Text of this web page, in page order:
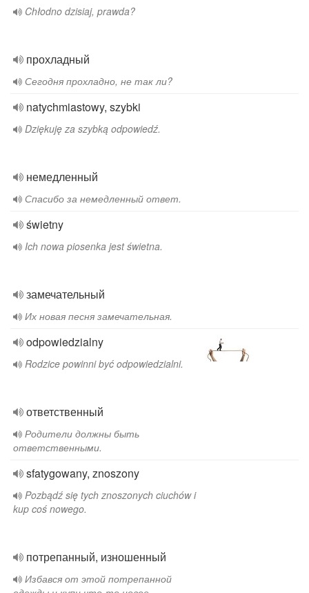
Chłodno dzisiaj, prawda?
прохладный
Сегодня прохладно, не так ли?
natychmiastowy, szybki
Dziękuję za szybką odpowiedź.
немедленный
Спасибо за немедленный ответ.
świetny
Ich nowa piosenka jest świetna.
замечательный
Их новая песня замечательная.
odpowiedzialny
Rodzice powinni być odpowiedzialni.
ответственный
Родители должны быть
ответственными.
sfatygowany, znoszony
Pozbądź się tych znoszonych ciuchów i
kup coś nowego.
потрепанный, изношенный
Избався от этой потрепанной